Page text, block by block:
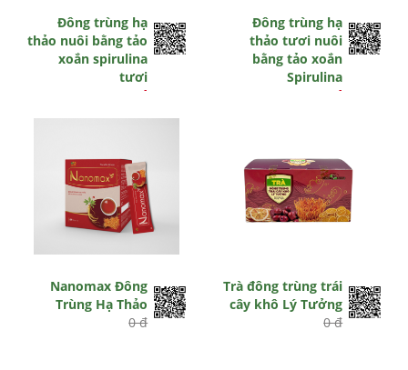
Đông trùng hạ
thảo nuôi bằng tảo
xoắn spirulina
tươi
350.000đ
0 đ
Đông trùng hạ
thảo tươi nuôi
bằng tảo xoắn
Spirulina
350đ
Nanomax Đông
Trùng Hạ Thảo
0 đ
Trà đông trùng trái
cây khô Lý Tưởng
0 đ